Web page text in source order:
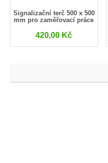
Signalizační terč 500 x 500
mm pro zaměřovací práce
420,00 Kč